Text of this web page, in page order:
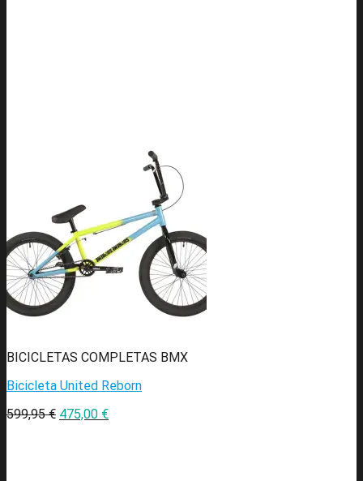
BICICLETAS COMPLETAS BMX
Bicicleta United Reborn
599,95€ 475,00 €